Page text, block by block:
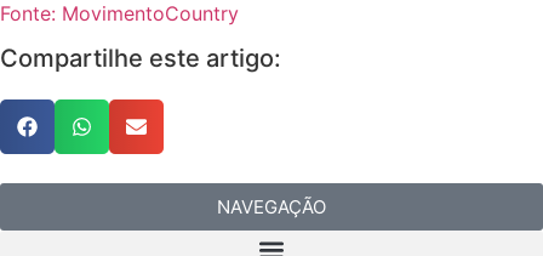
Fonte: MovimentoCountry
Compartilhe este artigo:
NAVEGAÇÃO